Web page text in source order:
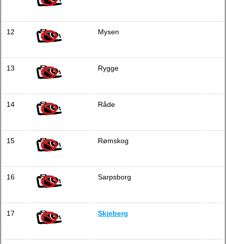
12 Mysen
13 Rygge
14 Råde
15 Rømskog
16 Sarpsborg
17 Skjeberg